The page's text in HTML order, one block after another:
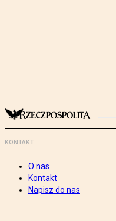
KONTAKT
O nas
Kontakt
Napisz do nas